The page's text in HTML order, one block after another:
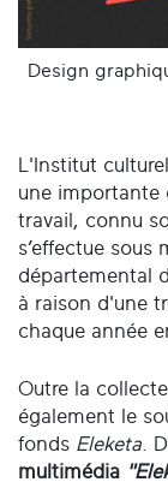
Design
L'Institut
une importante
travail, connu
s’effectue sous
départemental
à raison d'une
chaque année
Outre la
également le
fonds Eleketa .
multimédia